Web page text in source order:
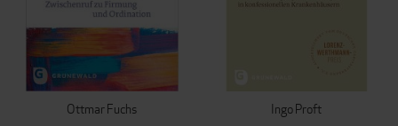
Ottmar Fuchs Ingo Proft